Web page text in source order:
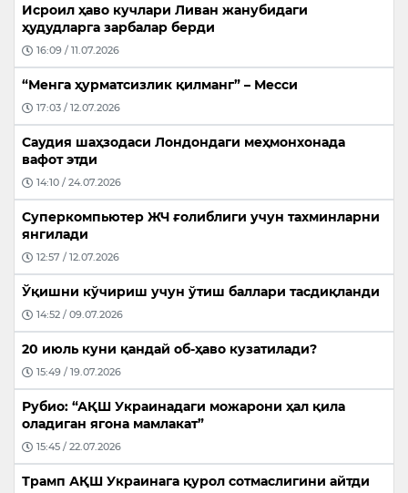
Исроил ҳаво кучлари Ливан жанубидаги
ҳудудларга зарбалар берди
16:09 / 11.07.2026
“Менга ҳурматсизлик қилманг” – Месси
17:03 / 12.07.2026
Саудия шаҳзодаси Лондондаги меҳмонхонада
вафот этди
14:10 / 24.07.2026
Суперкомпьютер ЖЧ ғолиблиги учун тахминларни
янгилади
12:57 / 12.07.2026
Ўқишни кўчириш учун ўтиш баллари тасдиқланди
14:52 / 09.07.2026
20 июль куни қандай об-ҳаво кузатилади?
15:49 / 19.07.2026
Рубио: “АҚШ Украинадаги можарони ҳал қила
оладиган ягона мамлакат”
15:45 / 22.07.2026
Трамп АҚШ Украинага қурол сотмаслигини айтди